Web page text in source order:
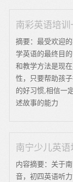
南彩英语培训
摘要：最受欢迎
学英语的最终目
和教学方法是现
性，只要帮助孩
的好习惯,相信一
述故事的能力
南宁少儿英
内容摘要：关于
音，初四英语听